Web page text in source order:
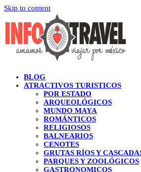
Skip to content
BLOG
ATRACTIVOS TURISTICOS
POR ESTADO
ARQUEOLÓGICOS
MUNDO MAYA
ROMÁNTICOS
RELIGIOSOS
BALNEARIOS
CENOTES
GRUTAS RÍOS Y
PARQUES Y ZOOLÓGICOS
GASTRONOMICOS